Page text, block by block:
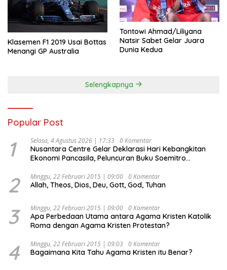
Klasemen F1 2019 Usai Bottas
Menangi GP Australia
Tontowi Ahmad/Liliyana
Natsir Sabet Gelar Juara
Dunia Kedua
Selengkapnya
Popular Post
1 Selasa, 4 Agustus 2026 | 17:33 0 Komentar
Nusantara Centre Gelar Deklarasi Hari Kebangkitan
Ekonomi Pancasila, Peluncuran Buku Soemitro
Ekonomi Politik Indonesia) & Simposium Nasional
“Urgensi Undang-Undang Perekonomian Nasional dan
Indonesia Emas 2045”,
2 Minggu, 22 Februari 2015 | 09:00 0 Komentar
Allah, Theos, Dios, Deu, Gott, God, Tuhan
3 Minggu, 22 Februari 2015 | 09:00 0 Komentar
Apa Perbedaan Utama antara Agama Kristen Katolik
Roma dengan Agama Kristen Protestan?
4 Minggu, 22 Februari 2015 | 09:03 0 Komentar
Bagaimana Kita Tahu Agama Kristen itu Benar?